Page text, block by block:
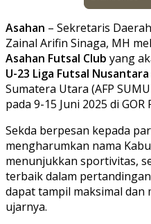
Asahan – Sekretaris
Zainal Arifin Sinaga, MH
Asahan Futsal Club yang
U-23 Liga Futsal Nusantara
Sumatera Utara (AFP
pada 9-15 Juni 2025 di GOR
Sekda berpesan kepada
mengharumkan nama
menunjukkan sportivitas,
terbaik dalam
dapat tampil maksimal dan
ujarnya.